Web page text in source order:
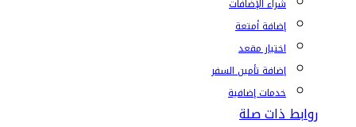
شراء الإضافات
إضافة أمتعة
اختيار مقعد
إضافة تأمين السفر
خدمات إضافية
روابط ذات صلة